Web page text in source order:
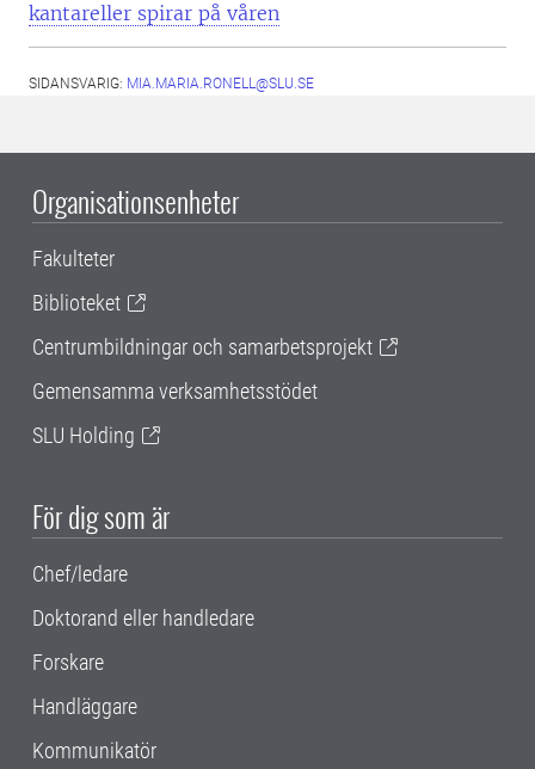
kantareller spirar på våren
SIDANSVARIG: MIA.MARIA.RONELL@SLU.SE
Organisationsenheter
Fakulteter
Biblioteket
Centrumbildningar och samarbetsprojekt
Gemensamma verksamhetsstödet
SLU Holding
För dig som är
Chef/ledare
Doktorand eller handledare
Forskare
Handläggare
Kommunikatör